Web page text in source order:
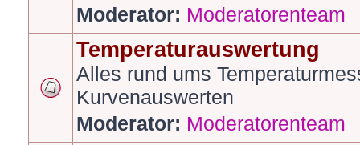
Moderator: Moderatorenteam
Temperaturauswertung
Alles rund ums
Kurvenauswerten
Moderator: Moderatorenteam